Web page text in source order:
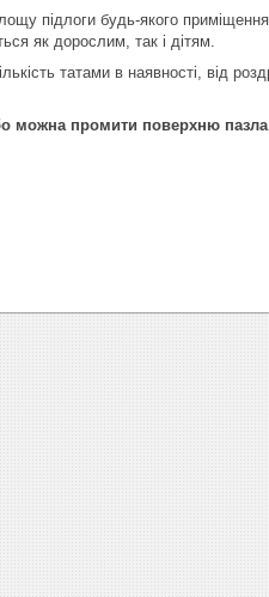
підлоги будь-якого
як дорослим, так і дітям.
татами в наявності, від
можна промити поверхню